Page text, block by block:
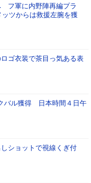
フ軍に内野陣再編プラ
ツからは救援左腕を獲
ゴ衣装で茶目っ気ある表
バル獲得 日本時間４日午
ショットで視線くぎ付